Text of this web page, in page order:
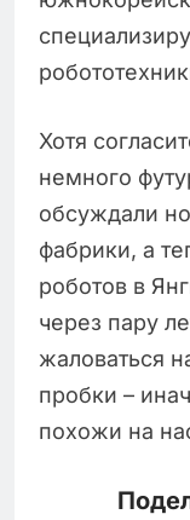
Хотя
немного
обсуждали
фабрики, а
роботов в
через пару
жаловаться
пробки –
похожи на